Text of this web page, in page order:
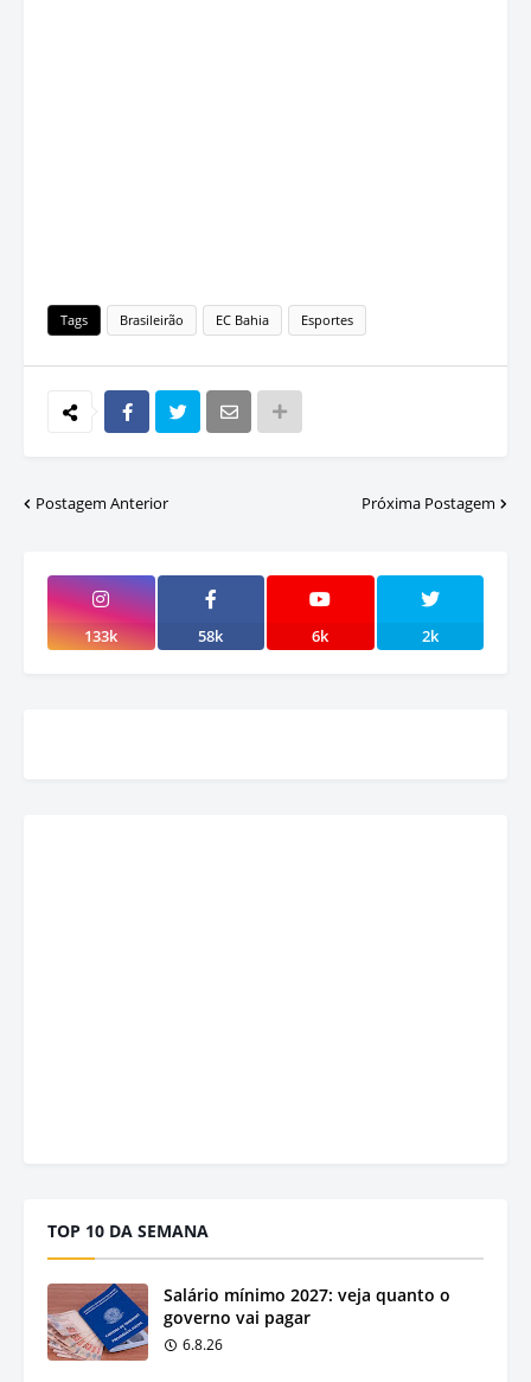
Tags Brasileirão EC Bahia Esportes
Postagem Anterior Próxima Postagem
133k 58k 6k 2k
TOP 10 DA SEMANA
Salário mínimo 2027: veja quanto o
governo vai pagar
6.8.26